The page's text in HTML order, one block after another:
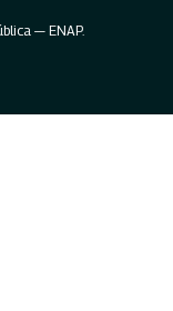
— ENAP.